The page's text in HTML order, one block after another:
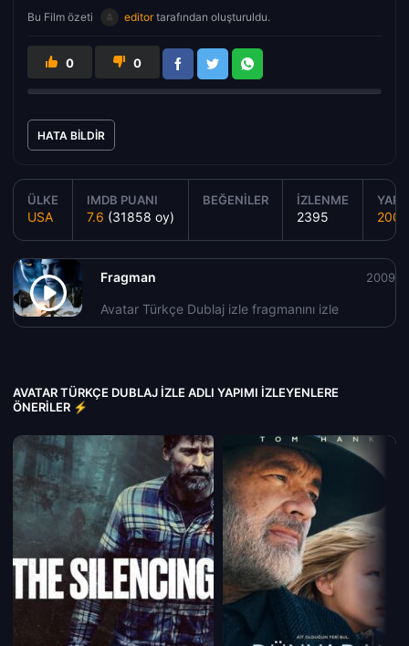
Bu Film özeti editortarafından oluşturuldu.
0 0
HATA BILDIR
ÜLKE
USA
IMDB PUANI
7.6 (31858 oy)
BEĞENILER İZLENME
2395 2009
Fragman
Avatar Türkçe Dublaj izle fragmanını izle
2009
AVATAR TÜRKÇE DUBLAJ IZLE ADLI YAPIMI İZLEYENLERE
ÖNERILER ⚡